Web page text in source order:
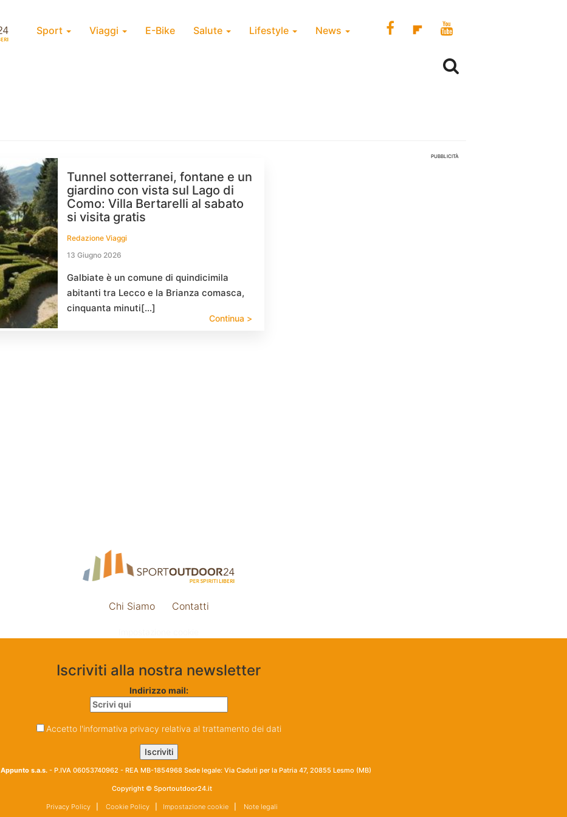
Sport Viaggi E-Bike Salute Lifestyle News
Tunnel sotterranei, fontane e un
giardino con vista sul Lago di
Como: Villa Bertarelli al sabato
si visita gratis
Redazione Viaggi
13 Giugno 2026
Galbiate è un comune di quindicimila
abitanti tra Lecco e la Brianza comasca,
cinquanta minuti[…]
Continua >
PUBBLICITÀ
Chi Siamo Contatti
Iscriviti alla nostra newsletter
Indirizzo mail:
Accetto l'informativa privacy relativa al trattamento dei dati
Appunto s.a.s. - P.IVA 06053740962 - REA MB-1854968 Sede legale: Via Caduti per la Patria 47, 20855 Lesmo (MB)
Copyright © Sportoutdoor24.it
Privacy Policy| Cookie Policy| Impostazione cookie| Note legali